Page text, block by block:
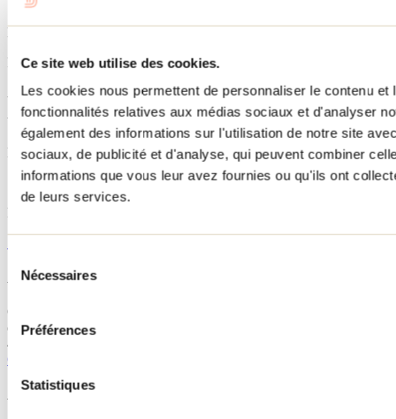
Ce site web utilise des cookies.
Les cookies nous permettent de personnaliser le contenu
fonctionnalités relatives aux médias sociaux et d'analyser
également des informations sur l'utilisation de notre site
sociaux, de publicité et d'analyse, qui peuvent combiner
informations que vous leur avez fournies ou qu'ils ont
de leurs services.
du Nécessaires
Préférences
Statistiques
Boucle
Période d'ouverture
À l'année (accès gratuit)
Vigilance en période de chasse
Non
Services
Refuge
Accès au sentier
Chemin Régimbald. Le stationnement est situé entre les numéros
civiques 1700 et 1712.
46.3415, -74.2673
Google Maps
Applications et documents